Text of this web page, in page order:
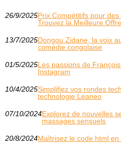
26/9/2025Prix Compétitifs pour des
Trouvez la Meilleure Offre
13/7/2025Dongou Zidane, la voix
comédie congolaise
01/5/2025Les passions de
Instagram
10/4/2025Simplifiez vos rondes
technologie Leaneo
07/10/2024Explorez de nouvelles
massages sensuels
20/8/2024Maîtrisez le code html